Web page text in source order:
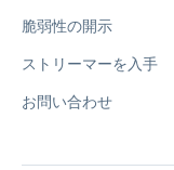
脆弱性の開示
ストリーマーを入手
お問い合わせ